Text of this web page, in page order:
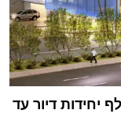
מרכז וורנר: התחייבות ל-24 אלף יחידות דיור עד